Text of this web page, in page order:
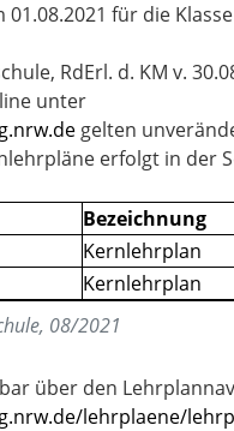
für die
RdErl. d. KM v.
unter
gelten
erfolgt in der
Bezeichnung
Kernlehrplan
Kernlehrplan
08/2021
über den
lehrplaene/